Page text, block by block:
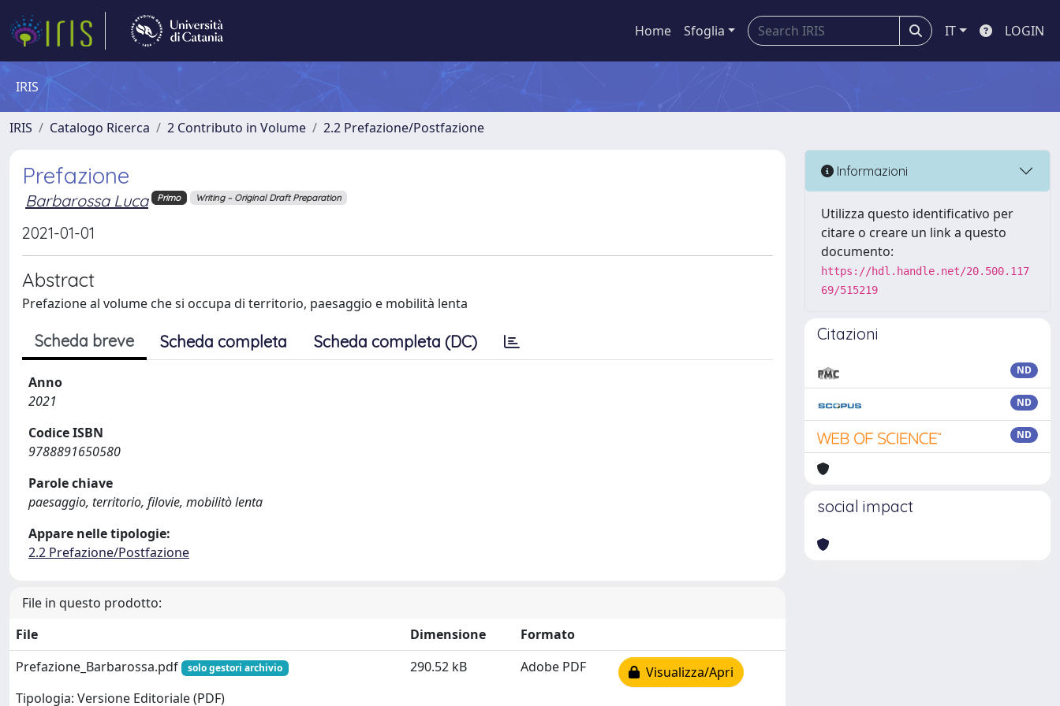
Home Sfoglia IT LOGIN
IRIS
IRIS Catalogo Ricerca 2 Contributo in Volume 2.2 Prefazione/Postfazione
Prefazione
Barbarossa Luca Primo Writing – Original Draft Preparation
2021-01-01
Abstract
Prefazione al volume che si occupa di territorio, paesaggio e mobilità lenta
Scheda breve Scheda completa Scheda completa (DC)
Anno
2021
Codice ISBN
9788891650580
Parole chiave
paesaggio, territorio, filovie, mobilitò lenta
Appare nelle tipologie:
2.2 Prefazione/Postfazione
File in questo prodotto:
File
Dimensione
Formato
Prefazione_Barbarossa.pdf
solo gestori archivio
Tipologia: Versione Editoriale (PDF)
290.52 kB Adobe PDF Visualizza/Apri
Informazioni
Utilizza questo identificativo per
citare o creare un link a questo
documento:
https://hdl.handle.net/20.500.117
69/515219
Citazioni
ND
ND
ND
social impact